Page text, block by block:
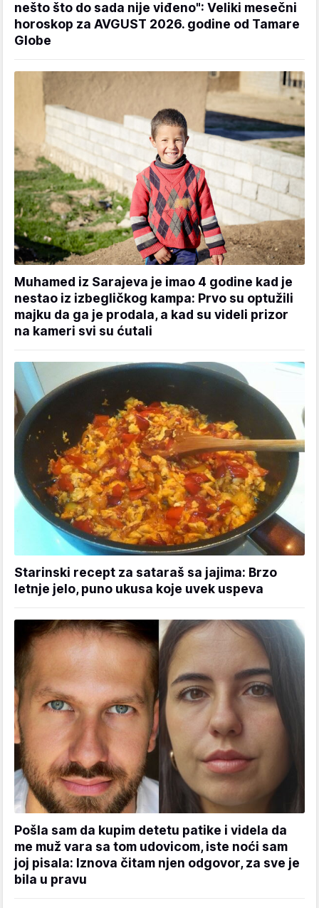
nešto što do sada nije viđeno": Veliki mesečni
horoskop za AVGUST 2026. godine od Tamare
Globe
Muhamed iz Sarajeva je imao 4 godine kad je
nestao iz izbegličkog kampa: Prvo su optužili
majku da ga je prodala, a kad su videli prizor
na kameri svi su ćutali
Starinski recept za sataraš sa jajima: Brzo
letnje jelo, puno ukusa koje uvek uspeva
Pošla sam da kupim detetu patike i videla da
me muž vara sa tom udovicom, iste noći sam
joj pisala: Iznova čitam njen odgovor, za sve je
bila u pravu